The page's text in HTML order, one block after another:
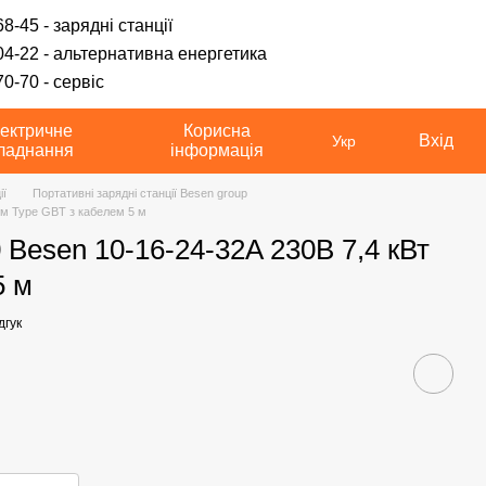
45 - зарядні станції
22 - альтернативна енергетика
70 - сервіс
Корисна
інформація
Укр Вхід
Портативні зарядні станції Besen group
Type GBT з кабелем 5 м
10-16-24-32A 230В 7,4 кВт
м